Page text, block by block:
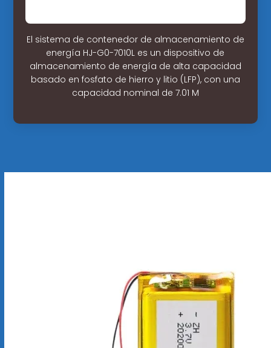
El sistema de contenedor de almacenamiento de
energía HJ-G0-7010L es un dispositivo de
almacenamiento de energía de alta capacidad
basado en fosfato de hierro y litio (LFP), con una
capacidad nominal de 7.01 M